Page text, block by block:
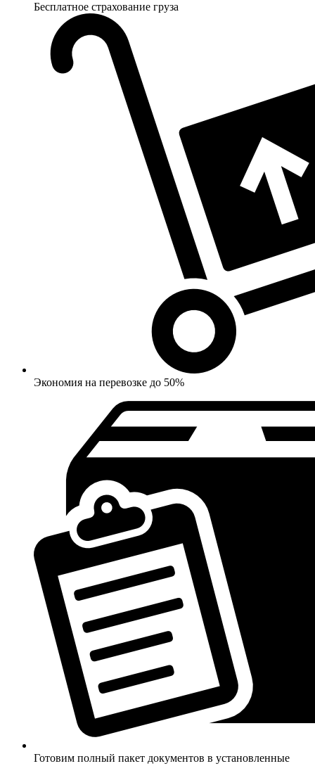
Бесплатное страхование груза
Экономия на перевозке до 50%
Готовим полный пакет документов в установленные